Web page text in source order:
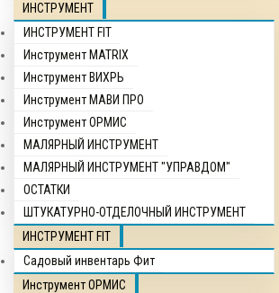
ИНСТРУМЕНТ
ИНСТРУМЕНТ FIT
Инструмент MATRIX
Инструмент ВИХРЬ
Инструмент МАВИ ПРО
Инструмент ОРМИС
МАЛЯРНЫЙ ИНСТРУМЕНТ
МАЛЯРНЫЙ ИНСТРУМЕНТ "УПРАВДОМ"
ОСТАТКИ
ШТУКАТУРНО-ОТДЕЛОЧНЫЙ ИНСТРУМЕНТ
ИНСТРУМЕНТ FIT
Садовый инвентарь Фит
Инструмент ОРМИС